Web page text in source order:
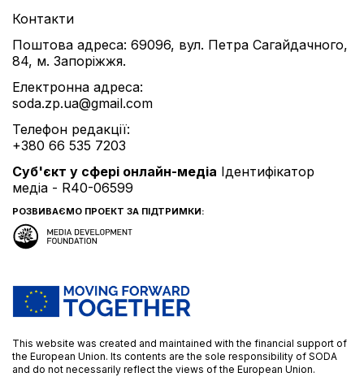
Контакти
Поштова адреса: 69096, вул. Петра Сагайдачного,
84, м. Запоріжжя.
Електронна адреса:
soda.zp.ua@gmail.com
Телефон редакції:
+380 66 535 7203
Cуб'єкт у сфері онлайн-медіа Ідентифікатор
медіа - R40-06599
РОЗВИВАЄМО ПРОЕКТ ЗА ПІДТРИМКИ:
This website was created and maintained with the financial support of
the European Union. Its contents are the sole responsibility of SODA
and do not necessarily reflect the views of the European Union.